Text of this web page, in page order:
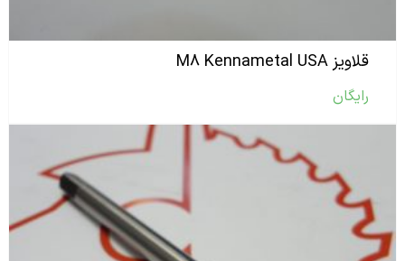
قلاویز M۸ Kennametal USA
رایگان